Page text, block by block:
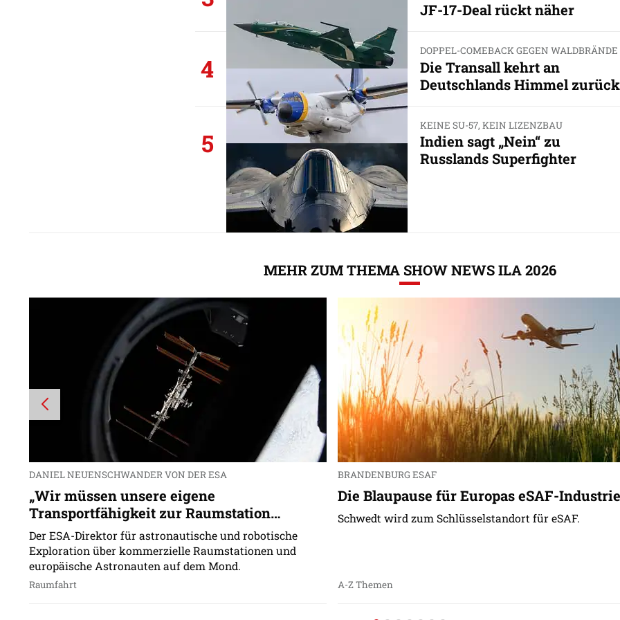
JF-17-Deal rückt näher
4
DOPPEL-COMEBACK GEGEN WALDBRÄNDE
Die Transall kehrt an
Deutschlands Himmel
5
KEINE SU-57, KEIN LIZENZBAU
Indien sagt „Nein“ zu
Russlands Superfighter
MEHR ZUM THEMA SHOW NEWS ILA 2026
DANIEL NEUENSCHWANDER VON DER ESA
„Wir müssen unsere eigene
Transportfähigkeit zur Raumstation
ausbauen“
Der ESA-Direktor für astronautische und robotische
Exploration über kommerzielle Raumstationen und
europäische Astronauten auf dem Mond.
Raumfahrt
BRANDENBURG ESAF
Die Blaupause für Europas eSAF-
Schwedt wird zum Schlüsselstandort für eSAF.
A-Z Themen